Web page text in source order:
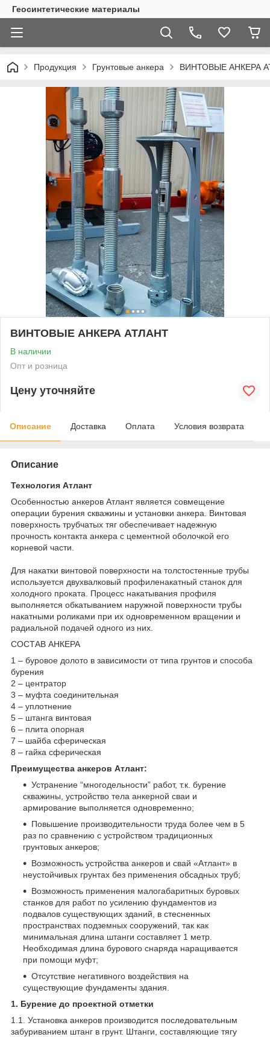
Геосинтетические материалы
Продукция Грунтовые анкера ВИНТОВЫЕ АНКЕРА
ВИНТОВЫЕ АНКЕРА АТЛАНТ
В наличии
Опт и розница
Цену уточняйте
Описание Доставка Оплата Условия возврата
Описание
Технология Атлант
Особенностью анкеров Атлант является совмещение
операции бурения скважины и установки анкера. Винтовая
поверхность трубчатых тяг обеспечивает надежную
прочность контакта анкера с цементной оболочкой его
корневой части.
Для накатки винтовой поверхности на толстостенные трубы
используется двухвалковый профиленакатный станок для
холодного проката. Процесс накатывания профиля
выполняется обкатыванием наружной поверхности трубы
накатными роликами при их одновременном вращении и
радиальной подачей одного из них.
СОСТАВ АНКЕРА
1 – буровое долото в зависимости от типа грунтов и способа
бурения
2 – центратор
3 – муфта соединительная
4 – уплотнение
5 – штанга винтовая
6 – плита опорная
7 – шайба сферическая
8 – гайка сферическая
Преимущества анкеров Атлант:
Устранение “многодельности” работ, т.к. бурение
скважины, устройство тела анкерной сваи и
армирование выполняется одновременно;
Повышение производительности труда более чем в 5
раз по сравнению с устройством традиционных
грунтовых анкеров;
Возможность устройства анкеров и свай «Атлант» в
неустойчивых грунтах без применения обсадных труб;
Возможность применения малогабаритных буровых
станков для работ по усилению фундаментов из
подвалов существующих зданий, в стесненных
пространствах подземных сооружений, так как
минимальная длина штанги составляет 1 метр.
Необходимая длина бурового снаряда наращивается
при помощи муфт;
Отсутствие негативного воздействия на
существующие фундаменты здания.
1. Бурение до проектной отметки
1.1. Установка анкеров производится последовательным
забуриванием штанг в грунт. Штанги, составляющие тягу